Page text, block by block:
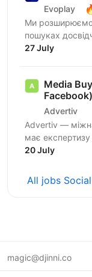
Evoplay
Ми
пошуках
Buyer, які
27 July
Media
Facebook)
Advertiv
Advertiv —
має
20 July
All jobs
magic@djinni.co